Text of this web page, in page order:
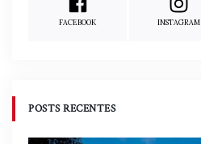
FACEBOOK INSTAGRAM
POSTS RECENTES